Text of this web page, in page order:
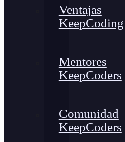
Ventajas
KeepCoding
Mentores
KeepCoders
Comunidad
KeepCoders